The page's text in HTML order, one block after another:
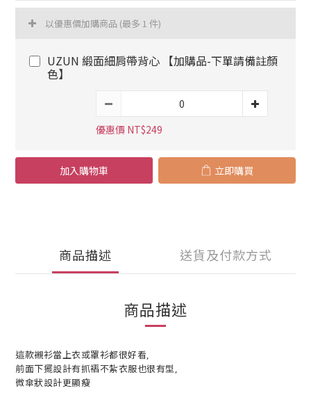
以優惠價加購商品 (最多 1 件)
UZUN 緞面細肩帶背心 【加購品-下單請備註顏
色】
優惠價 NT$249
加入購物車 立即購買
商品描述 送貨及付款方式
商品描述
這款襯衫當上衣或罩衫都很好看,
前面下擺設計有抓褶不紮衣服也很有型,
微傘狀設計更顯瘦